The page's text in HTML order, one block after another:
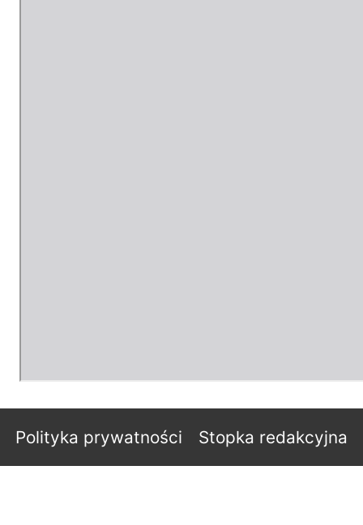
Polityka prywatności Stopka redakcyjna